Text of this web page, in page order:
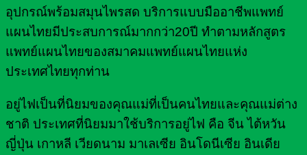
อุปกรณ์พร้อมสมุนไพรสด บริการแบบมืออาชีพแพทย์
แผนไทยมีประสบการณ์มากกว่า20ปี ทำตามหลักสูตร
แพทย์แผนไทยของสมาคมแพทย์แผนไทยแห่ง
ประเทศไทยทุกท่าน
อยู่ไฟเป็นที่นิยมของคุณแม่ที่เป็นคนไทยและคุณแม่ต่าง
ชาติ ประเทศที่นิยมมาใช้บริการอยู่ไฟ คือ จีน ไต้หวัน
ญี่ปุ่น เกาหลี เวียดนาม มาเลเซีย อินโดนีเซีย อินเดีย